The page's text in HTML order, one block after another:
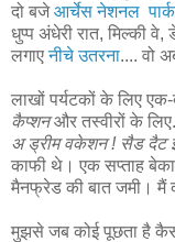
दो बजेआर्चेस नेशनल पार्क
धुप्प अंधेरी रात, मिल्की
लगाएनीचे उतरना.... वो
लाखों पर्यटकों के लिए
कैप्शनऔर तस्वीरों के
अ ड्रीम वकेशन ! सैड दैट
काफी थे। एक सप्ताह
मैनफ्रेड की बात जमी। मैं
मुझसे जब कोई पूछता है